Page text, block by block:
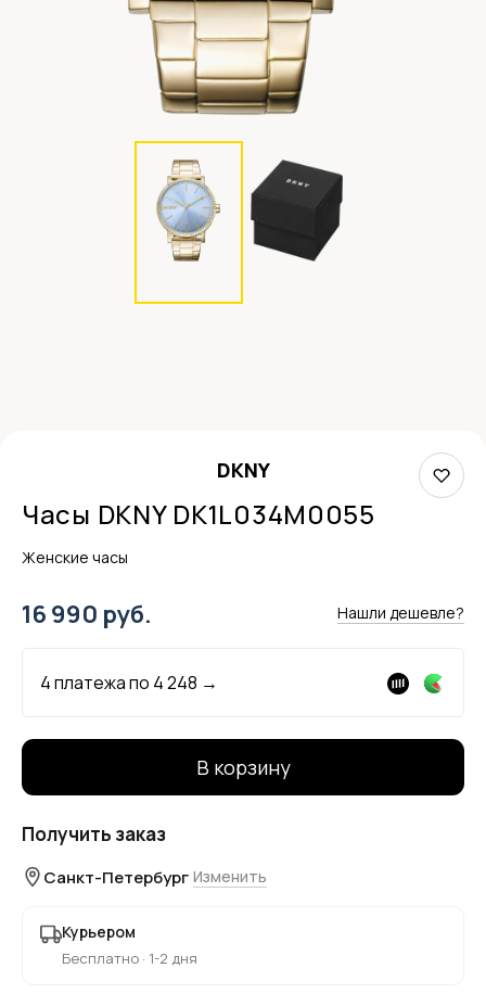
DKNY
Часы DKNY DK1L034M0055
Женские часы
16 990 руб. Нашли дешевле?
4 платежа по 4 248 →
В корзину
Получить заказ
Санкт-Петербург Изменить
Курьером
Бесплатно · 1-2 дня